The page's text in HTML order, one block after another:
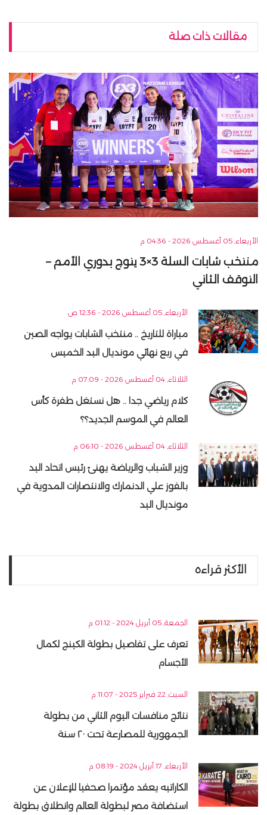
مقالات ذات صلة
الأربعاء, 05 أغسطس 2026 - 04:36 م
منتخب شابات السلة 3×3 يتوج بدوري الأمم –
التوقف الثاني
الأربعاء, 05 أغسطس 2026 - 12:36 ص
مباراة للتاريخ .. منتخب الشابات يواجه الصين
في ربع نهائي مونديال اليد الخميس
الثلاثاء, 04 أغسطس 2026 - 07:09 م
كلام رياضي جدا .. هل نستغل طفرة كأس
العالم في الموسم الجديد؟؟
الثلاثاء, 04 أغسطس 2026 - 06:10 م
وزير الشباب والرياضة يهنئ رئيس اتحاد اليد
بالفوز علي الدنمارك والانتصارات المدوية في
مونديال اليد
الأكثر قراءه
الجمعة, 05 أبريل 2024 - 01:12 م
تعرف على تفاصيل بطولة الكينج لكمال
الأجسام
السبت, 22 فبراير 2025 - 11:07 م
نتائج منافسات اليوم الثاني من بطولة
الجمهورية للمصارعة تحت ٢٠ سنة
الأربعاء, 17 أبريل 2024 - 08:19 م
الكاراتيه يعقد مؤتمرا صحفيا للإعلان عن
استضافة مصر لبطولة العالم وانطلاق بطولة